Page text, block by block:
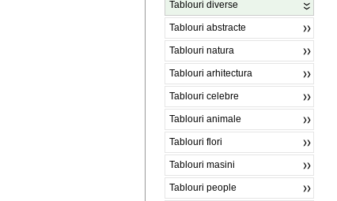
Tablouri diverse
Tablouri abstracte
Tablouri natura
Tablouri arhitectura
Tablouri celebre
Tablouri animale
Tablouri flori
Tablouri masini
Tablouri people